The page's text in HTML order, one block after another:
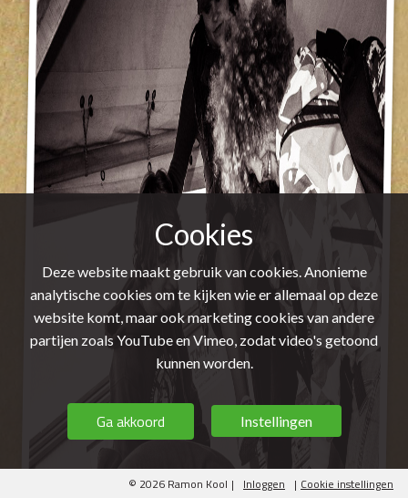
Cookies
Deze website maakt gebruik van cookies. Anonieme
analytische cookies om te kijken wie er allemaal op deze
website komt, maar ook marketing cookies van andere
partijen zoals YouTube en Vimeo, zodat video's getoond
kunnen worden.
Ga akkoord Instellingen
© 2026 Ramon Kool | Inloggen | Cookie instellingen